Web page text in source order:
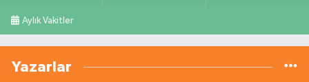
Aylık Vakitler
Yazarlar